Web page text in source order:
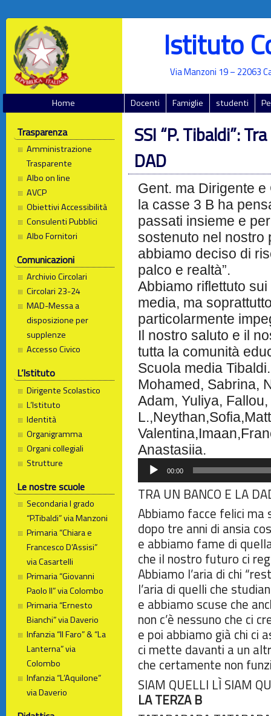
Istituto
Via Manzoni 19 – 22063
Home Docenti Famiglie studenti
Trasparenza
Amministrazione
Trasparente
Albo on line
AVCP
Obiettivi Accessibilità
Consulenti Pubblici
Albo Fornitori
Comunicazioni
Archivio Circolari
Circolari 23-24
MAD-Messa a
disposizione per
supplenze
Accesso Civico
L’Istituto
Dirigente Scolastico
L’Istituto
Identità
Organigramma
Organi collegiali
Strutture
Le nostre scuole
Secondaria I grado
“P.Tibaldi” via Manzoni
Primaria “Chiara e
Francesco D’Assisi”
via Casartelli
Primaria “Giovanni
Paolo II” via Colombo
Primaria “Ernesto
Bianchi” via Daverio
Infanzia “Il Faro” & “La
Lanterna” via
Colombo
Infanzia “L’Aquilone”
via Daverio
SSI “P. Tibaldi”:
DAD
Gent. ma Dirigente
la casse 3 B ha
passati insieme e
sostenuto nel nostro
abbiamo deciso di
palco e realtà”.
Abbiamo riflettuto
media, ma
particolarmente
Il nostro saluto e il
tutta la comunità
Scuola media Tibaldi.
Mohamed, Sabrina,
Adam, Yuliya, Fallou,
Anastasiia.
Audio
Player
00:00
TRA UN BANCO E LA
Abbiamo facce felici ma
dopo tre anni di ansia
e abbiamo fame di
che il nostro futuro ci
Abbiamo l’aria di chi
l’aria di quelli che
e abbiamo scuse che
non c’è nessuno che ci
e poi abbiamo già chi ci
ci mette davanti a un
che certamente non
SIAM QUELLI LÌ SIAM
LA TERZA B